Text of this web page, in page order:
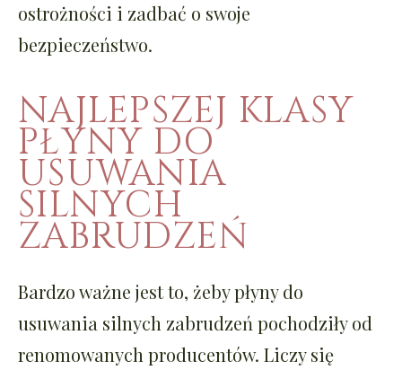
ostrożności i zadbać o swoje
bezpieczeństwo.
NAJLEPSZEJ KLASY
PŁYNY DO
USUWANIA
SILNYCH
ZABRUDZEŃ
Bardzo ważne jest to, żebypłyny do
usuwania silnych zabrudzeń pochodziły od
renomowanych producentów. Liczy się